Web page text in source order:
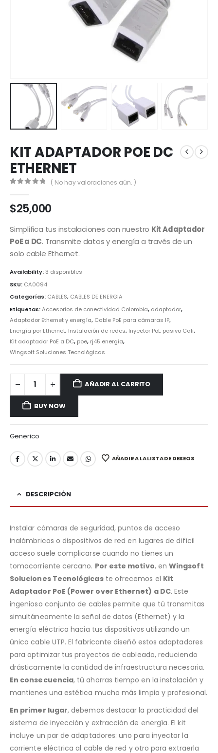
KIT ADAPTADOR POE DC
ETHERNET
( No hay valoraciones aún. )
$25,000
Simplifica tus instalaciones con nuestro Kit Adaptador
PoE a DC. Transmite datos y energía a través de un
solo cable Ethernet.
Availability:3 disponibles
SKU: CA0094
Categorías: CABLES, CABLES DE ENERGIA
Etiquetas:Accesorios de conectividad Colombia, adaptador,
Adaptador Ethernet y energía, Cable PoE para cámaras IP,
Energía por Ethernet, Instalación de redes, Inyector PoE pasivo Cali,
Kit adaptador PoE a DC, poe, rj45 energia,
Wingsoft Soluciones Tecnológicas
AÑADIR AL CARRITO
BUY NOW
Generico
AÑADIR A LA LISTA DE DESEOS
DESCRIPCIÓN
Instalar cámaras de seguridad, puntos de acceso
inalámbricos o dispositivos de red en lugares de difícil
acceso suele complicarse cuando no tienes un
tomacorriente cercano. Por este motivo, enWingsoft
Soluciones Tecnológicaste ofrecemos el Kit
Adaptador PoE (Power over Ethernet) a DC. Este
ingenioso conjunto de cables permite que tú transmitas
simultáneamente la señal de datos (Ethernet) y la
energía eléctrica hacia tus dispositivos utilizando un
único cable UTP. El fabricante diseñó estos adaptadores
para optimizar tus proyectos de cableado, reduciendo
drásticamente la cantidad de infraestructura necesaria.
En consecuencia, tú ahorras tiempo en la instalación y
mantienes una estética mucho más limpia y profesional.
En primer lugar, debemos destacar la practicidad del
sistema de inyección y extracción de energía. El kit
incluye un par de adaptadores: uno para inyectar la
corriente eléctrica al cable de red y otro para extraerla